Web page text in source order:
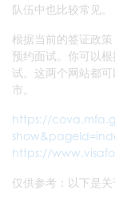
队伍中也比较常见。
根据当前的签证政
预约面试。你可以
试。这两个网站都
市。
https://
https://
仅供参考：以下是关